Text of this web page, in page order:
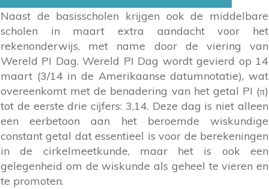
Naast de basisscholen krijgen ook de middelbare
scholen in maart extra aandacht voor het
rekenonderwijs, met name door de viering van
Wereld PI Dag. Wereld PI Dag wordt gevierd op 14
maart (3/14 in de Amerikaanse datumnotatie), wat
overeenkomt met de benadering van het getal PI (π)
tot de eerste drie cijfers: 3,14. Deze dag is niet alleen
een eerbetoon aan het beroemde wiskundige
constant getal dat essentieel is voor de berekeningen
in de cirkelmeetkunde, maar het is ook een
gelegenheid om de wiskunde als geheel te vieren en
te promoten.